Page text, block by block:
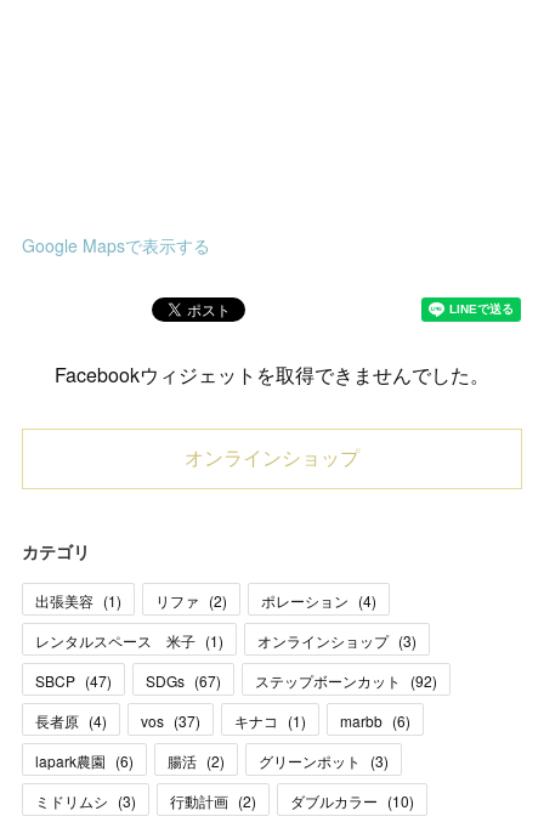
Google Mapsで表示する
Facebookウィジェットを取得できませんでした。
オンラインショップ
カテゴリ
出張美容 (1) リファ (2) ポレーション (4)
レンタルスペース 米子 (1) オンラインショップ (3)
SBCP (47) SDGs (67) ステップボーンカット (92)
長者原 (4) vos (37) キナコ (1) marbb (6)
lapark農園 (6) 腸活 (2) グリーンポット (3)
ミドリムシ (3) 行動計画 (2) ダブルカラー (10)